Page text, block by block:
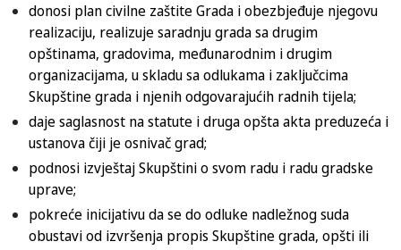
donosi plan civilne zaštite Grada i obezbjeđuje njegovu
realizaciju, realizuje saradnju grada sa drugim
opštinama, gradovima, međunarodnim i drugim
organizacijama, u skladu sa odlukama i zaključcima
Skupštine grada i njenih odgovarajućih radnih tijela;
daje saglasnost na statute i druga opšta akta preduzeća i
ustanova čiji je osnivač grad;
podnosi izvještaj Skupštini o svom radu i radu gradske
uprave;
pokreće inicijativu da se do odluke nadležnog suda
obustavi od izvršenja propis Skupštine grada, opšti ili